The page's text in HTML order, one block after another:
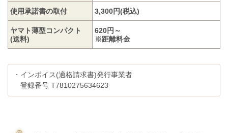
使用承諾書の取付 3,300円(税込)
ヤマト薄型コンパクト
(送料)
620円～
※距離料金
・インボイス(適格請求書)発行事業者
登録番号 T7810275634623